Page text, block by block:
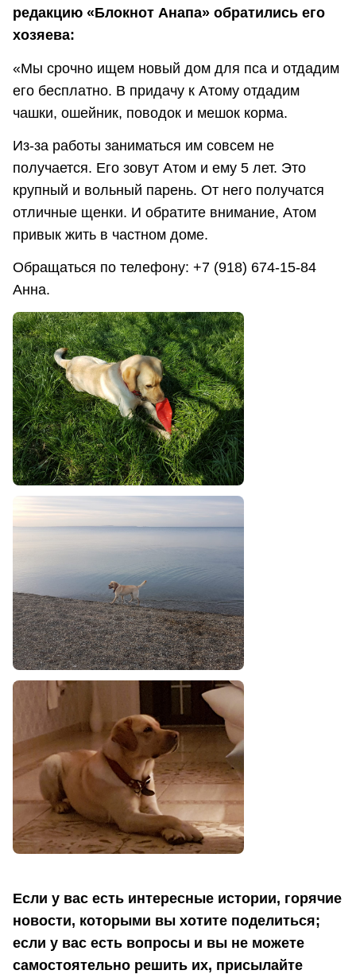
редакцию «Блокнот Анапа» обратились его
хозяева:
«Мы срочно ищем новый дом для пса и отдадим
его бесплатно. В придачу к Атому отдадим
чашки, ошейник, поводок и мешок корма.
Из-за работы заниматься им совсем не
получается. Его зовут Атом и ему 5 лет. Это
крупный и вольный парень. От него получатся
отличные щенки. И обратите внимание, Атом
привык жить в частном доме.
Обращаться по телефону: +7 (918) 674-15-84
Анна.
Если у вас есть интересные истории, горячие
новости, которыми вы хотите поделиться;
если у вас есть вопросы и вы не можете
самостоятельно решить их, присылайте